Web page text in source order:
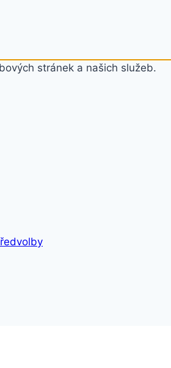
stránek a našich služeb.